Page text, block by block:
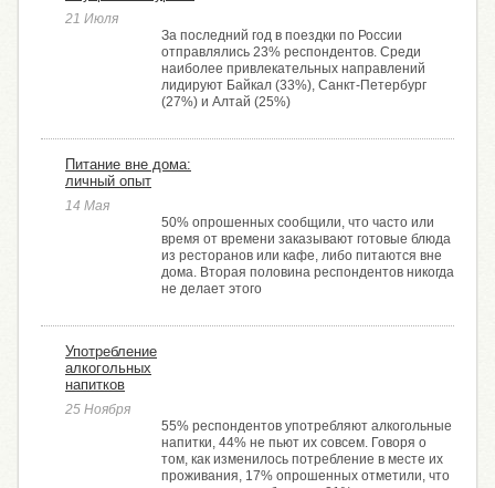
21 Июля
За последний год в поездки по России
отправлялись 23% респондентов. Среди
наиболее привлекательных направлений
лидируют Байкал (33%), Санкт-Петербург
(27%) и Алтай (25%)
Питание вне дома:
личный опыт
14 Мая
50% опрошенных сообщили, что часто или
время от времени заказывают готовые блюда
из ресторанов или кафе, либо питаются вне
дома. Вторая половина респондентов никогда
не делает этого
Употребление
алкогольных
напитков
25 Ноября
55% респондентов употребляют алкогольные
напитки, 44% не пьют их совсем. Говоря о
том, как изменилось потребление в месте их
проживания, 17% опрошенных отметили, что